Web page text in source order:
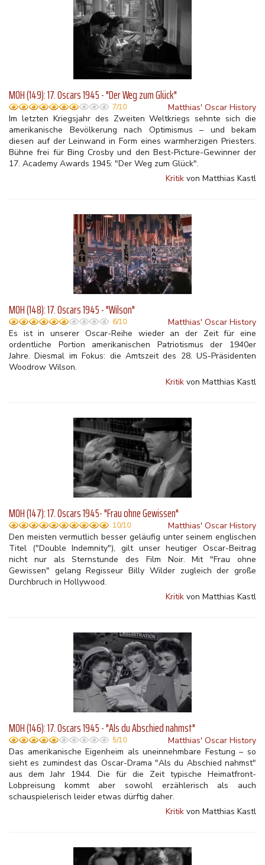
MOH (149): 17. Oscars 1945 - "Der Weg zum Glück"
7/10
Matthias' Oscar History
Im letzten Kriegsjahr des Zweiten Weltkriegs sehnte sich die
amerikanische Bevölkerung nach Optimismus – und bekam
diesen auf der Leinwand in Form eines warmherzigen Priesters.
Bühne frei für Bing Crosby und den Best-Picture-Gewinner der
17. Academy Awards 1945: "Der Weg zum Glück".
Kritik von Matthias Kastl
MOH (148): 17. Oscars 1945 - "Wilson"
6/10
Matthias' Oscar History
Es ist in unserer Oscar-Reihe wieder an der Zeit für eine
ordentliche Portion amerikanischen Patriotismus der 1940er
Jahre. Diesmal im Fokus: die Amtszeit des 28. US-Präsidenten
Woodrow Wilson.
Kritik von Matthias Kastl
MOH (147): 17. Oscars 1945- "Frau ohne Gewissen"
10/10
Matthias' Oscar History
Den meisten vermutlich besser geläufig unter seinem englischen
Titel ("Double Indemnity"), gilt unser heutiger Oscar-Beitrag
nicht nur als Sternstunde des Film Noir. Mit "Frau ohne
Gewissen" gelang Regisseur Billy Wilder zugleich der große
Durchbruch in Hollywood.
Kritik von Matthias Kastl
MOH (146): 17. Oscars 1945 - "Als du Abschied nahmst"
5/10
Matthias' Oscar History
Das amerikanische Eigenheim als uneinnehmbare Festung – so
sieht es zumindest das Oscar-Drama "Als du Abschied nahmst"
aus dem Jahr 1944. Die für die Zeit typische Heimatfront-
Lobpreisung kommt aber sowohl erzählerisch als auch
schauspielerisch leider etwas dürftig daher.
Kritik von Matthias Kastl